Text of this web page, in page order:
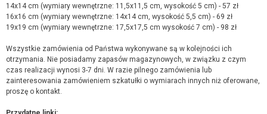
14x14 cm (wymiary wewnętrzne: 11,5x11,5 cm, wysokość 5 cm) - 57 zł
16x16 cm (wymiary wewnętrzne: 14x14 cm, wysokość 5,5 cm) - 69 zł
19x19 cm (wymiary wewnętrzne: 17,5x17,5 cm wysokość 7 cm) - 98 zł
Wszystkie zamówienia od Państwa wykonywane są w kolejności ich
otrzymania. Nie posiadamy zapasów magazynowych, w związku z czym
czas realizacji wynosi 3-7 dni. W razie pilnego zamówienia lub
zainteresowania zamówieniem szkatułki o wymiarach innych niż oferowane,
proszę o kontakt.